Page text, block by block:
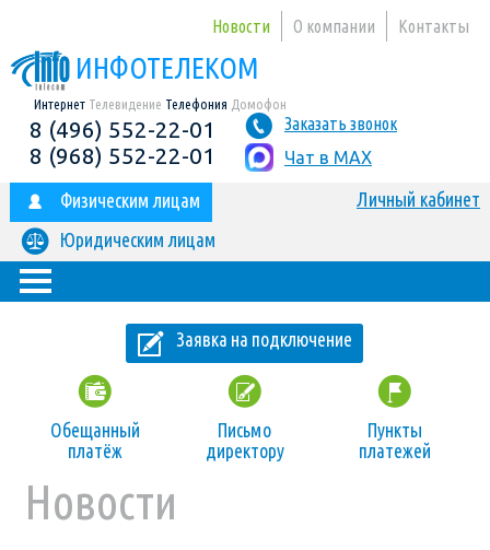
Новости О компании Контакты
ИНФОТЕЛЕКОМ
Интернет Телевидение Телефония Домофон
8 (496) 552-22-01
8 (968) 552-22-01
Заказать звонок
Чат в MAX
Личный кабинет
Физическим лицам
Юридическим лицам
Заявка на подключение
Обещанный
платёж
Письмо
директору
Пункты
платежей
Новости